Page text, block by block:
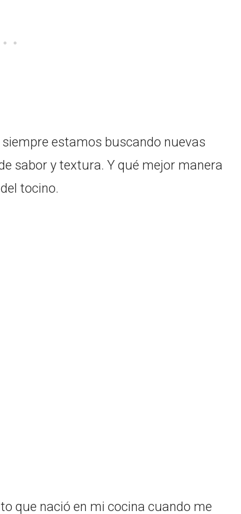
estamos buscando nuevas
sabor y textura. Y qué mejor manera
tocino.
que nació en mi cocina cuando me